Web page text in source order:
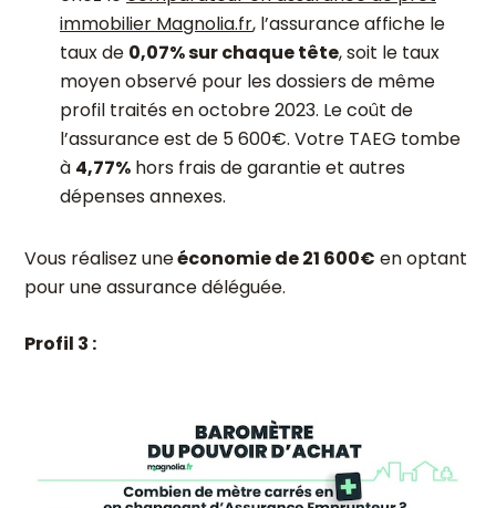
immobilier Magnolia.fr, l’assurance affiche le
taux de 0,07% sur chaque tête, soit le taux
moyen observé pour les dossiers de même
profil traités en octobre 2023. Le coût de
l’assurance est de 5 600€. Votre TAEG tombe
à 4,77% hors frais de garantie et autres
dépenses annexes.
Vous réalisez uneéconomie de 21 600€ en optant
pour une assurance déléguée.
Profil 3 :